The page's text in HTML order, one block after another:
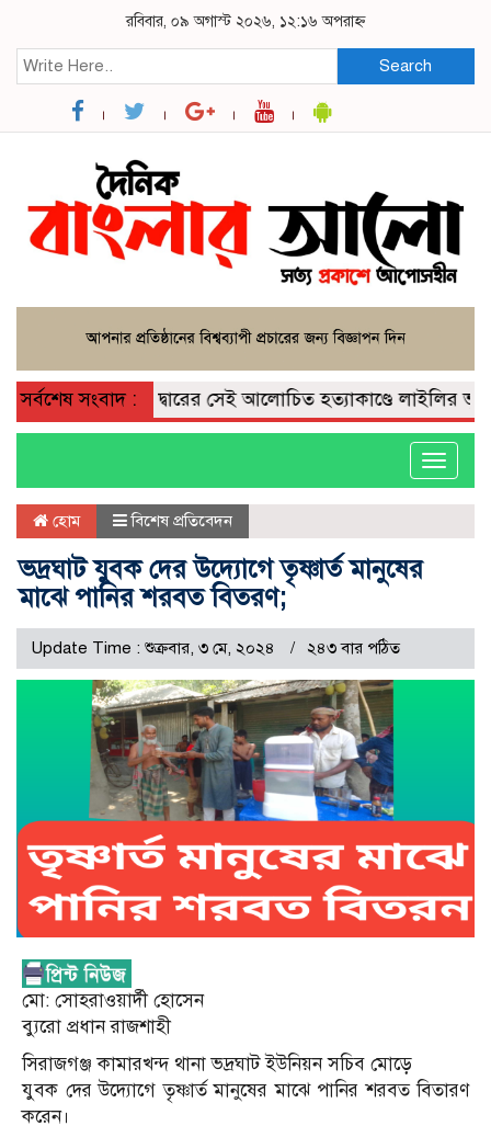
রবিবার, ০৯ অগাস্ট ২০২৬, ১২:১৬ অপরাহ্ন
Search
সর্বশেষ সংবাদ :দেবীদ্বারের সেই আলোচিত হত্যাকাণ্ডে লাইলির
Toggle
হোম বিশেষ প্রতিবেদন
ভদ্রঘাট যুবক দের উদ্যোগে তৃষ্ণার্ত মানুষের
মাঝে পানির শরবত বিতরণ;
Update Time : শুক্রবার, ৩ মে, ২০২৪ ২৪৩ বার পঠিত
মো: সোহরাওয়ার্দী হোসেন
ব্যুরো প্রধান রাজশাহী
সিরাজগঞ্জ কামারখন্দ থানা ভদ্রঘাট ইউনিয়ন সচিব মোড়ে
যুবক দের উদ্যোগে তৃষ্ণার্ত মানুষের মাঝে পানির শরবত বিতারণ
করেন।